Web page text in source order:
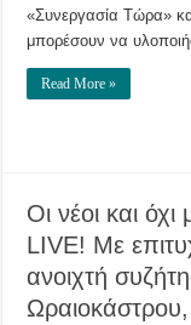
«Συνεργασία Τώρα»
μπορέσουν να
Read More »
Οι νέοι και
LIVE! Με
ανοιχτή